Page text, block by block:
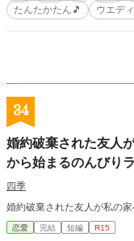
たんたかたん🎵
ウエデ
34
婚約破棄された友人
から始まるのんびり
四季
婚約破棄された友人が私の家
恋愛 完結 短編 R15